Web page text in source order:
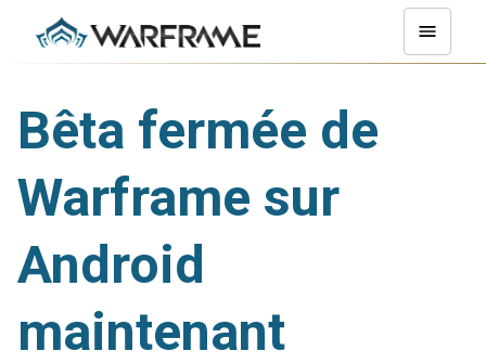
Bêta fermée de
Warframe sur
Android
maintenant